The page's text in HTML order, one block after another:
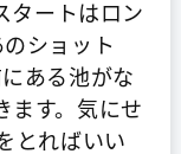
タートはロン
ショット
ある池がな
ます。気にせ
とればいい